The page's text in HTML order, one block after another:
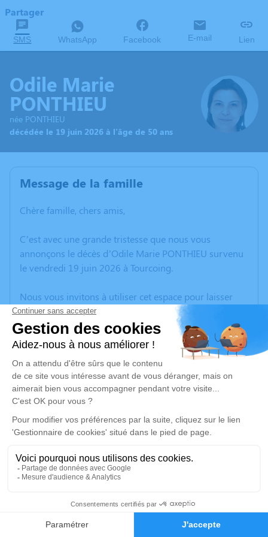
Faire-part Hommages
Partager
SMS WhatsApp Facebook E-mail Lien
Odile Marie
PONTHIEU
née PONTHIEU
décédée le 19 juin 2026 à l'âge de 50 ans
Message de la famille
Chère famille, chers amis,
C’est avec une grande tristesse que nous vous
annonçons le décès d’Odile Marie PONTHIEU survenu
le vendredi 19 juin 2026 à Tourcoing.
Nous vous invitons à utiliser cet espace pour laisser
vos condoléances, partager des photos souvenirs, une
anecdote ou exprimer vos pensées à travers des
poèmes ou des textes. Cet endroit est un lieu
d'expression dédié à honorer la mémoire d’Odile
Marie PONTHIEU.
Un service de plantation d’arbre hommage est
disponible ici
Crémation
Crématorium de Wattrelos
316, Rue de Leers - Parc d’Activités de l’Avelin